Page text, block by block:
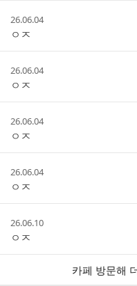
스
작
성
시
간
26.06.04
ㅇㅈ
작
성
시
간
26.06.04
ㅇㅈ
작
성
시
간
26.06.04
ㅇㅈ
작
성
시
간
26.06.04
ㅇㅈ
작
성
시
간
26.06.10
ㅇㅈ
카페 방문해